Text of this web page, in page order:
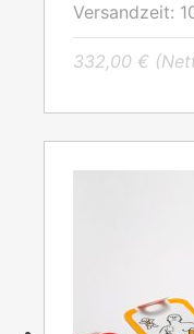
Versandzeit:
332,00 €